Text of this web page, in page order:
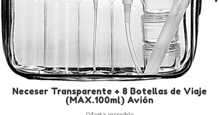
Neceser Transparente + 8 Botellas de Viaje
(MAX.100ml) Avión